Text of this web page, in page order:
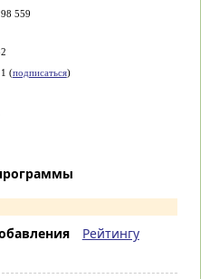
559
(подписаться)
Рейтингу